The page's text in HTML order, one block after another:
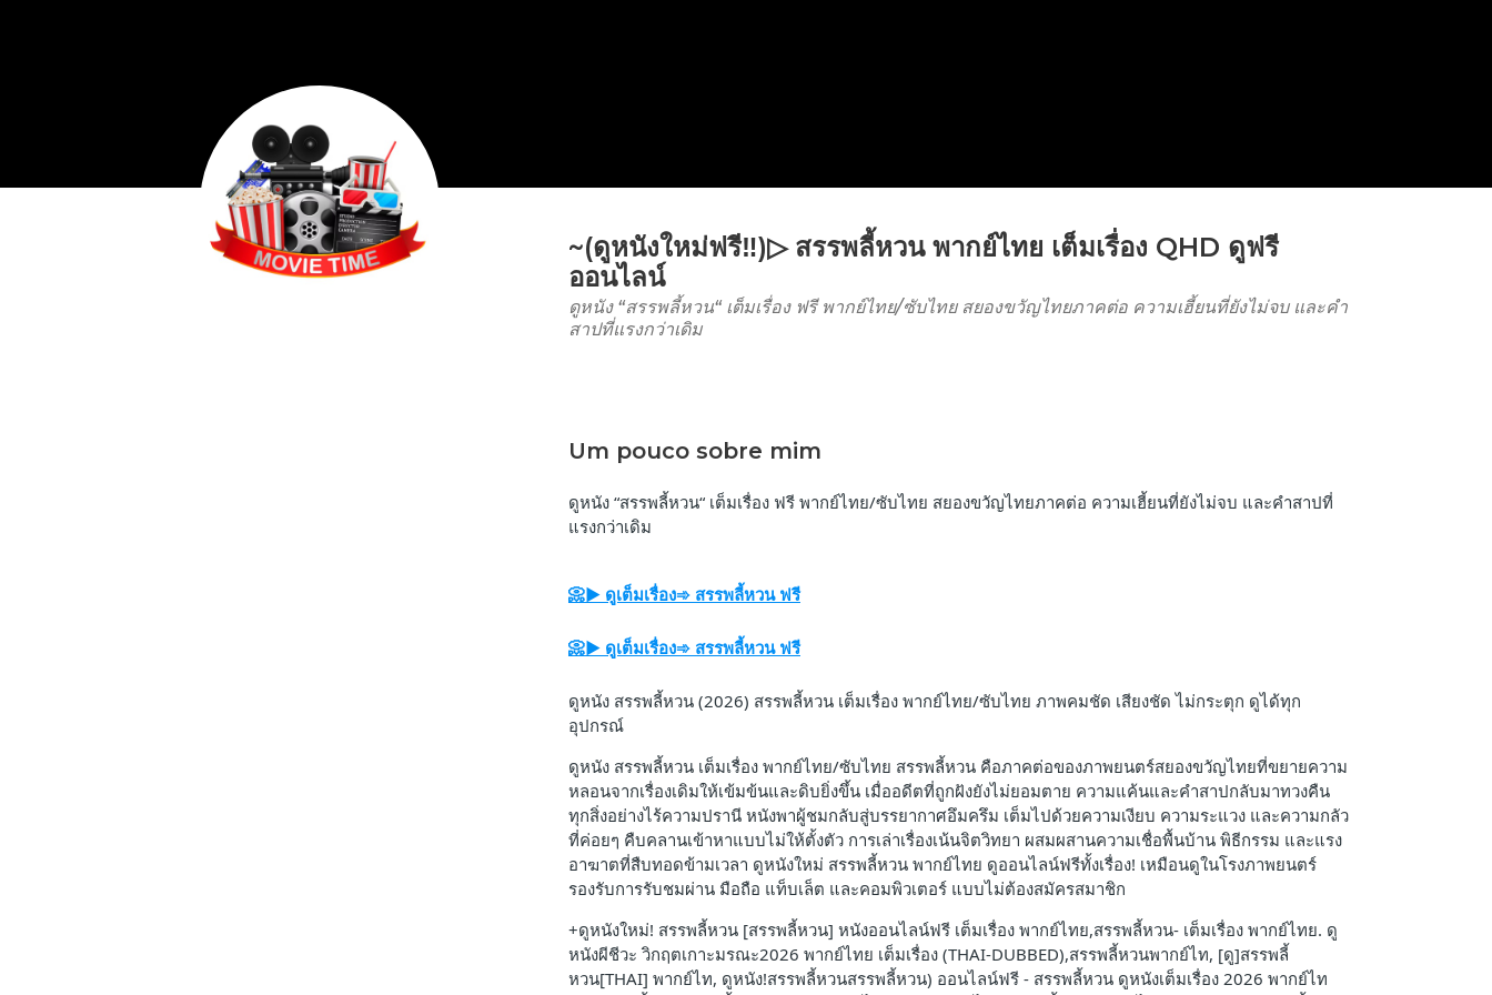
~(ดูหนังใหม่ฟรี‼️)▷ สรรพลี้หวน พากย์ไทย เต็มเรื่อง QHD ดูฟรี
ออนไลน์
ดูหนัง “สรรพลี้หวน“ เต็มเรื่อง ฟรี พากย์ไทย/ซับไทย สยองขวัญไทยภาคต่อ ความเฮี้ยนที่ยังไม่จบ และคำ
สาปที่แรงกว่าเดิม
Um pouco sobre mim
ดูหนัง “สรรพลี้หวน“ เต็มเรื่อง ฟรี พากย์ไทย/ซับไทย สยองขวัญไทยภาคต่อ ความเฮี้ยนที่ยังไม่จบ และคำสาปที่
แรงกว่าเดิม
📀▶ ดูเต็มเรื่อง➾ สรรพลี้หวน ฟรี
📀▶ ดูเต็มเรื่อง➾ สรรพลี้หวน ฟรี
ดูหนัง สรรพลี้หวน (2026) สรรพลี้หวน เต็มเรื่อง พากย์ไทย/ซับไทย ภาพคมชัด เสียงชัด ไม่กระตุก ดูได้ทุก
อุปกรณ์
ดูหนัง สรรพลี้หวน เต็มเรื่อง พากย์ไทย/ซับไทย สรรพลี้หวน คือภาคต่อของภาพยนตร์สยองขวัญไทยที่ขยายความ
หลอนจากเรื่องเดิมให้เข้มข้นและดิบยิ่งขึ้น เมื่ออดีตที่ถูกฝังยังไม่ยอมตาย ความแค้นและคำสาปกลับมาทวงคืน
ทุกสิ่งอย่างไร้ความปรานี หนังพาผู้ชมกลับสู่บรรยากาศอึมครึม เต็มไปด้วยความเงียบ ความระแวง และความกลัว
ที่ค่อยๆ คืบคลานเข้าหาแบบไม่ให้ตั้งตัว การเล่าเรื่องเน้นจิตวิทยา ผสมผสานความเชื่อพื้นบ้าน พิธีกรรม และแรง
อาฆาตที่สืบทอดข้ามเวลา ดูหนังใหม่ สรรพลี้หวน พากย์ไทย ดูออนไลน์ฟรีทั้งเรื่อง! เหมือนดูในโรงภาพยนตร์
รองรับการรับชมผ่าน มือถือ แท็บเล็ต และคอมพิวเตอร์ แบบไม่ต้องสมัครสมาชิก
+ดูหนังใหม่! สรรพลี้หวน [สรรพลี้หวน] หนังออนไลน์ฟรี เต็มเรื่อง พากย์ไทย,สรรพลี้หวน- เต็มเรื่อง พากย์ไทย. ดู
หนังผีชีวะ วิกฤตเกาะมรณะ2026 พากย์ไทย เต็มเรื่อง (THAI-DUBBED),สรรพลี้หวนพากย์ไท, [ดู]สรรพลี้
หวน[THAI] พากย์ไท, ดูหนัง!สรรพลี้หวนสรรพลี้หวน) ออนไลน์ฟรี - สรรพลี้หวน ดูหนังเต็มเรื่อง 2026 พากย์ไท